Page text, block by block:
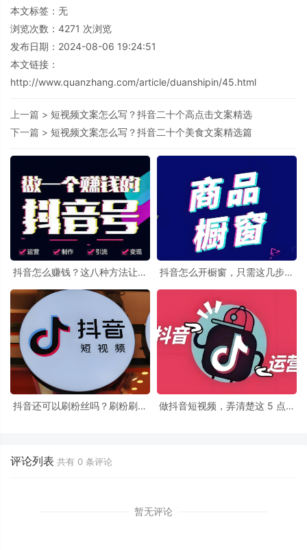
本文标签：无
浏览次数： 4271 次浏览
发布日期：2024-08-06 19:24:51
本文链接：
http://www.quanzhang.com/article/duanshipin/45.html
上一篇 > 短视频文案怎么写？抖音二十个高点击文案精选
下一篇 > 短视频文案怎么写？抖音二十个美食文案精选篇
抖音怎么赚钱？这八种方法让你
抖音怎么开橱窗，只需这几步让
抖音还可以刷粉丝吗？刷粉刷赞
做抖音短视频，弄清楚这 5 点，
评论列表 共有 0 条评论
暂无评论